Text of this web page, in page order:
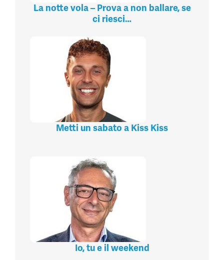
La notte vola – Prova a non ballare, se
ci riesci…
Metti un sabato a Kiss Kiss
Io, tu e il weekend